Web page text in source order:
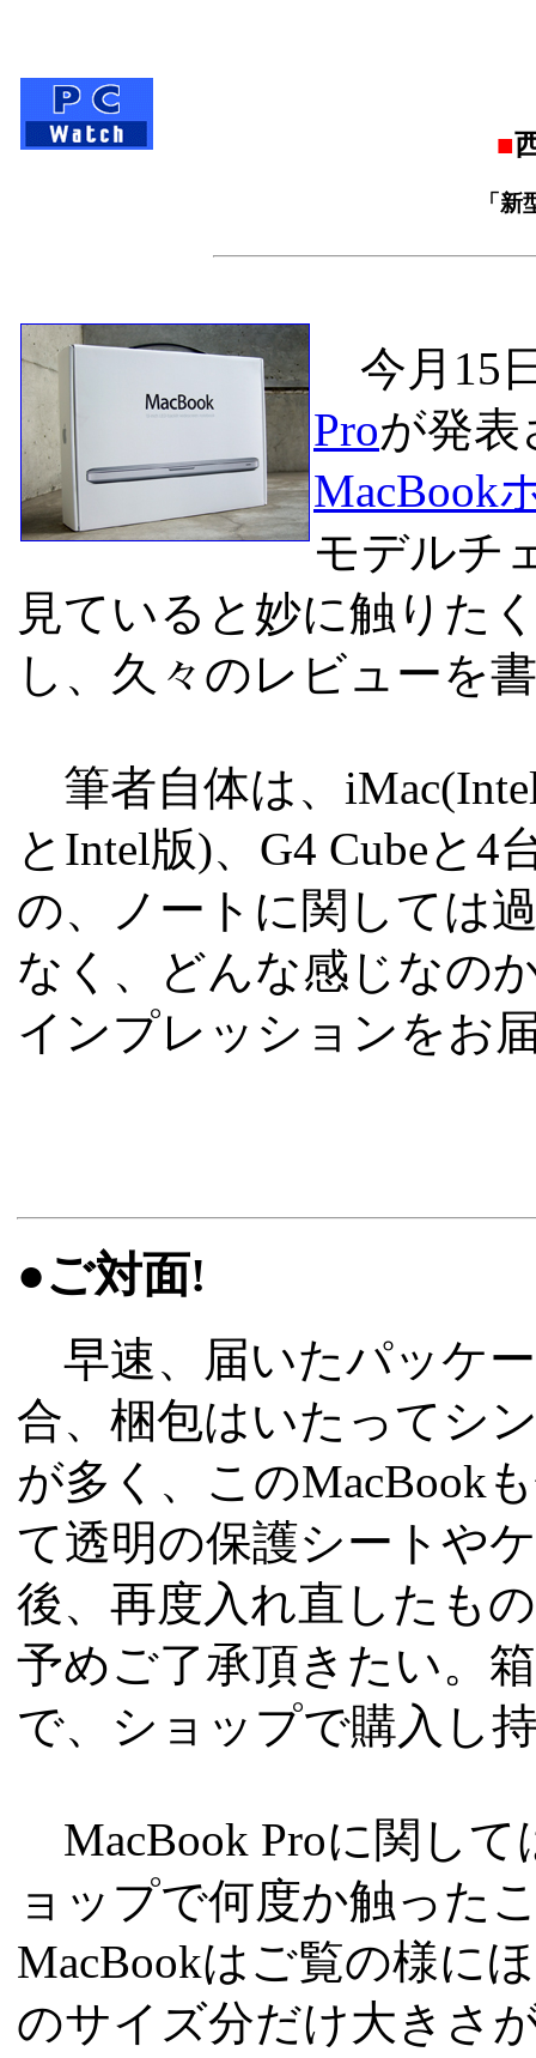
■
「
今月15
Proが発表
MacBook
モデルチ
見ていると妙に触りた
し、久々のレビューを
筆者自体は、
とIntel版)、G4 Cubeと
の、ノートに関しては
なく、どんな感じなの
インプレッションをお
●ご対面!
早速、届いたパッケ
合、梱包はいたってシ
が多く、このMacBook
て透明の保護シートや
後、再度入れ直したも
予めご了承頂きたい。
で、ショップで購入し
MacBook Proに関し
ョップで何度か触った
MacBookはご覧の様に
のサイズ分だけ大きさ